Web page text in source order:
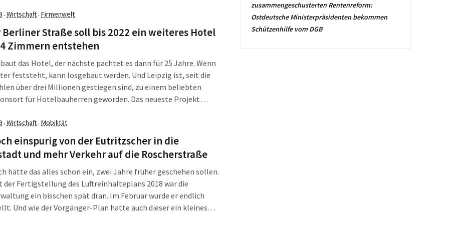
Jahren vom damaligen Baubürgermeister Engelbert Lütke-
propagierten Doppelprojekt Mittlerer Ring/Tangentenviereck
· Wirtschaft· Firmenwelt
Berliner Straße soll bis 2022 ein weiteres Hotel
Zimmern entstehen
das Hotel, der nächste pachtet es dann für 25 Jahre. Wenn
feststeht, kann losgebaut werden. Und Leipzig ist, seit die
über drei Millionen gestiegen sind, zu einem beliebten
für Hotelbauherren geworden. Das neueste Projekt
Vermarktungszeit habe man einen Pächter für den
Hotelneubau in Leipzig gefunden.
· Wirtschaft· Mobilität
einspurig von der Eutritzscher in die
und mehr Verkehr auf die Roscherstraße
hätte das alles schon ein, zwei Jahre früher geschehen sollen.
der Fertigstellung des Luftreinhalteplans 2018 war die
ein bisschen spät dran. Im Februar wurde er endlich
Und wie der Vorgänger-Plan hatte auch dieser ein kleines
zusammengeschusterten Rentenreform:
Ostdeutsche Ministerpräsidenten bekommen
Schützenhilfe vom DGB